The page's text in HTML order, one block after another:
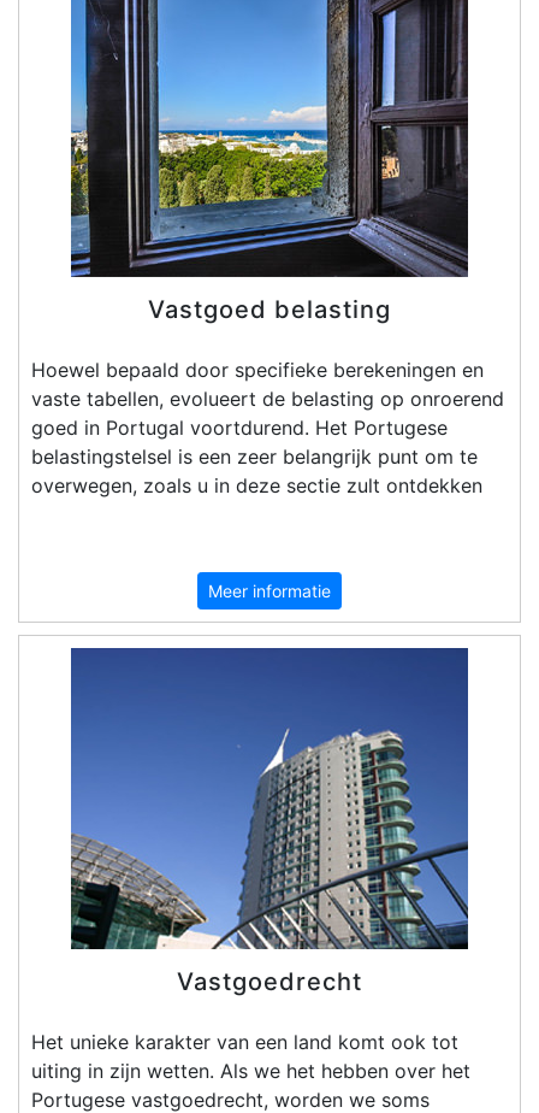
Vastgoed belasting
Hoewel bepaald door specifieke berekeningen en
vaste tabellen, evolueert de belasting op onroerend
goed in Portugal voortdurend. Het Portugese
belastingstelsel is een zeer belangrijk punt om te
overwegen, zoals u in deze sectie zult ontdekken
Meer informatie
Vastgoedrecht
Het unieke karakter van een land komt ook tot
uiting in zijn wetten. Als we het hebben over het
Portugese vastgoedrecht, worden we soms